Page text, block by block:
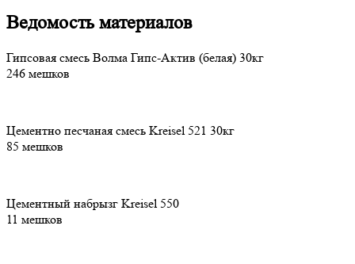
Ведомость материалов
Гипсовая смесь Волма Гипс-Актив (белая) 30кг
246 мешков
Цементно песчаная смесь Kreisel 521 30кг
85 мешков
Цементный набрызг Kreisel 550
11 мешков